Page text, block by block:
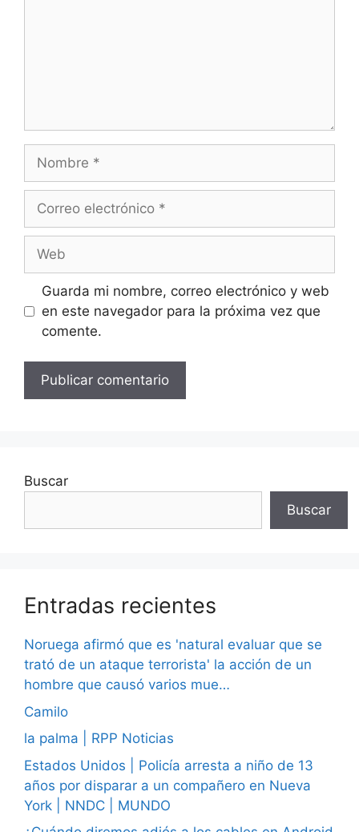
electrónico
Guarda mi nombre, correo electrónico y web
en este navegador para la próxima vez que
comente.
Buscar
Buscar
Entradas recientes
Noruega afirmó que es 'natural evaluar que se
trató de un ataque terrorista' la acción de un
hombre que causó varios mue…
Camilo
la palma | RPP Noticias
Estados Unidos | Policía arresta a niño de 13
años por disparar a un compañero en Nueva
York | NNDC | MUNDO